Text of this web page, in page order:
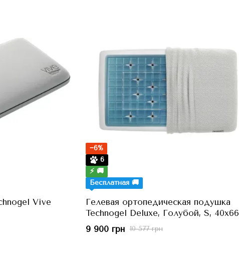
Vive
−6%
6
⚡ 🚚
Бесплатная 🚚
Гелевая ортопедическая подушка
Technogel Deluxe, Голубой, S, 40x66
см, h=9 см10 577 грн
9 900 грн